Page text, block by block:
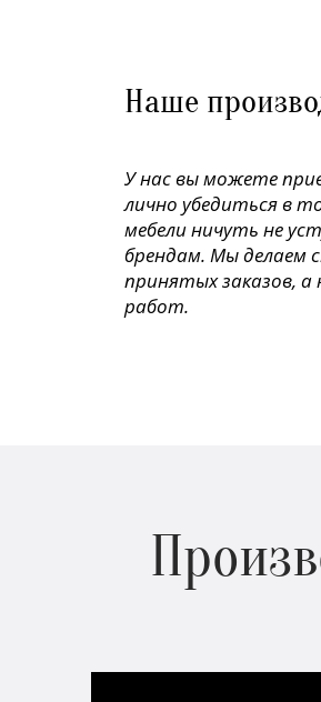
Наше
У нас вы можете
лично убедиться в
мебели ничуть не
брендам. Мы делаем
принятых заказов, а
работ.